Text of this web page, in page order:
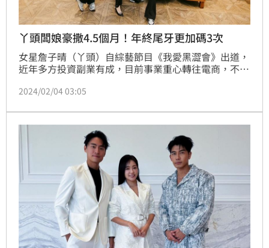
丫頭闆娘豪撒4.5個月！年終尾牙更加碼3次
女星詹子晴（丫頭）自綜藝節目《我愛黑澀會》出道，
近年多方投資副業有成，目前事業重心轉往電商，不僅
隊也不斷成長。坐實了名正言順的「最狂闆娘」，近日
工喊，自己就加碼3次獎金，此外更安排員工旅遊犒賞
辛勞一整年的員工。
2024/02/04 03:05